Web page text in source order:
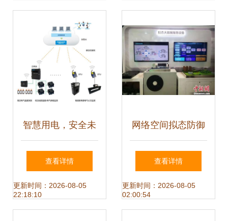
智慧用电，安全未
来 浅析智慧式用电
安全隐患监管服务
查看详情
更新时间：2026-08-05
22:18:10
网络空间拟态防御
设备首秀互联网大
会，开启销售新纪
查看详情
更新时间：2026-08-05
02:00:54